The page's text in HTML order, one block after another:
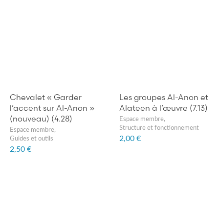
Chevalet « Garder
l’accent sur Al-Anon »
(nouveau) (4.28)
Espace membre,
Guides et outils
2,50 €
Les groupes Al-Anon et
Alateen à l’œuvre (7.13)
Espace membre,
Structure et fonctionnement
2,00 €